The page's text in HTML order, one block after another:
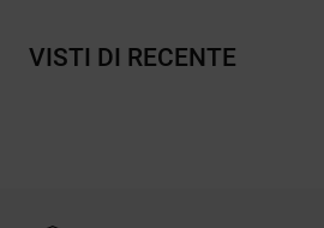
VISTI DI RECENTE